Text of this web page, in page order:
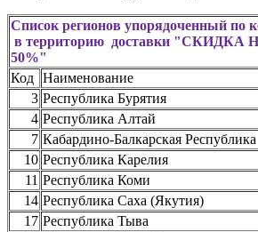
Список регионов упорядоченный по
в территорию доставки
50%"
Код Наименование
3 Республика Бурятия
4 Республика Алтай
7 Кабардино-Балкарская Республика
10 Республика Карелия
11 Республика Коми
14 Республика Саха (Якутия)
17 Республика Тыва